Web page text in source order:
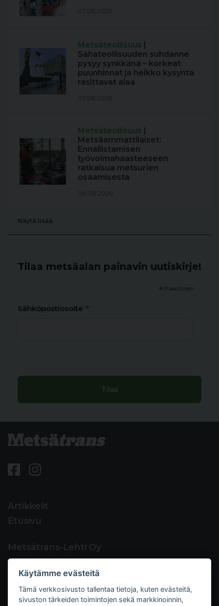
07.08.2026
Metsäteollisuus |
Sahateollisuuden suhdanne
pysyy synkkänä – korkeat
puunhinnat ja heikko kysyntä
rasittavat alaa
07.08.2026
Metsäteollisuus |
Metsäammattilaiset:
Ennallistamisen
työvoimahaasteeseen
ratkaisua metsurien
osaamisesta
06.08.2026
Näytä lisää
Tilaa metsäalan painavin uutiskirje!
* Pakollinen
Sähköpostiosoite *
Artikkelit
Etusivu
Metsätrans-Lehti Oy
Asiakaspalvelu
Yhteystiedot
Palaute
Käytämme evästeitä
Tämä verkkosivusto tallentaa tietoja, kuten evästeitä,
sivuston tärkeiden toimintojen sekä markkinoinnin,